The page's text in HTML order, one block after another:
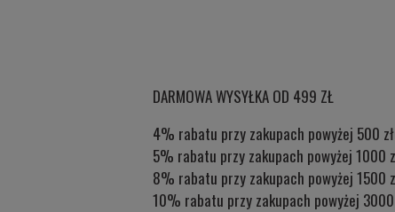
DARMOWA WYSYŁKA OD 499 ZŁ
4% rabatu przy zakupach powyżej 500
5% rabatu przy zakupach powyżej 1000
8% rabatu przy zakupach powyżej 1500
10% rabatu przy zakupach powyżej